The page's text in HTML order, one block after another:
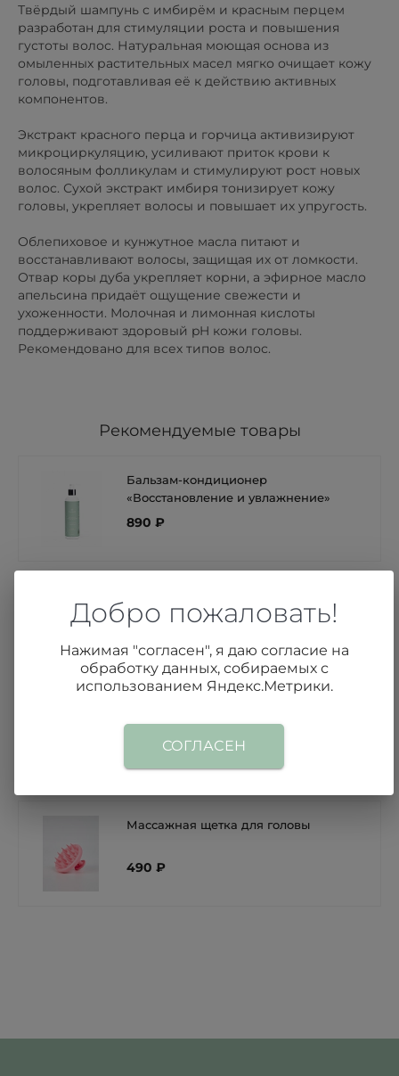
Твёрдый шампунь с имбирём и красным перцем
разработан для стимуляции роста и повышения
густоты волос. Натуральная моющая основа из
омыленных растительных масел мягко очищает кожу
головы, подготавливая её к действию активных
компонентов.
Экстракт красного перца и горчица активизируют
микроциркуляцию, усиливают приток крови к
волосяным фолликулам и стимулируют рост новых
волос. Сухой экстракт имбиря тонизирует кожу
головы, укрепляет волосы и повышает их упругость.
Облепиховое и кунжутное масла питают и
восстанавливают волосы, защищая их от ломкости.
Отвар коры дуба укрепляет корни, а эфирное масло
апельсина придаёт ощущение свежести и
ухоженности. Молочная и лимонная кислоты
поддерживают здоровый pH кожи головы.
Рекомендовано для всех типов волос.
Рекомендуемые товары
Бальзам-кондиционер
«Восстановление и увлажнение»
890 ₽
роста»
750 ₽
Массажная щетка для головы
490 ₽
Добро пожаловать!
Нажимая "согласен", я даю согласие на
обработку данных, собираемых с
использованием Яндекс.Метрики.
СОГЛАСЕН